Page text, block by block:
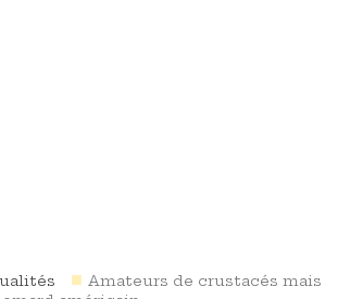
Amateurs de crustacés mais